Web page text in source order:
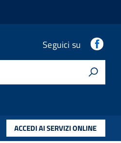
Seguici su
ACCEDI AI SERVIZI ONLINE